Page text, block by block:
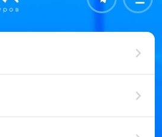
Контакты Меню